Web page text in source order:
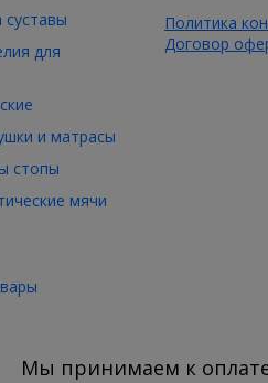
для
и матрасы
стопы
мячи
Политика
Договор
Мы принимаем к